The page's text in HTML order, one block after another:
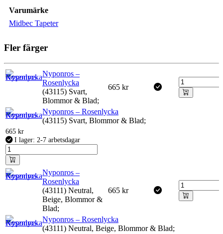
Varumärke
Midbec Tapeter
Fler färger
Nyponros –
Rosenlycka
(43115) Svart,
Blommor & Blad;
665 kr
Nyponros – Rosenlycka
(43115) Svart, Blommor & Blad;
665 kr
I lager: 2-7 arbetsdagar
Nyponros –
Rosenlycka
(43111) Neutral,
Beige, Blommor &
Blad;
665 kr
Nyponros – Rosenlycka
(43111) Neutral, Beige, Blommor & Blad;